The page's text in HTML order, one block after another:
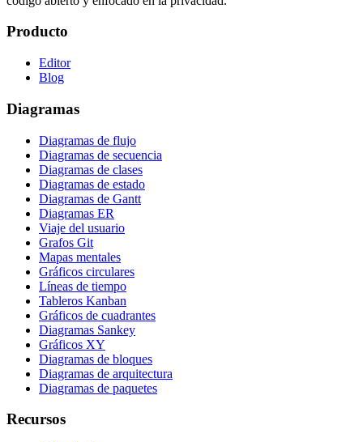
Producto
Editor
Blog
Diagramas
Diagramas de flujo
Diagramas de secuencia
Diagramas de clases
Diagramas de estado
Diagramas de Gantt
Diagramas ER
Viaje del usuario
Grafos Git
Mapas mentales
Gráficos circulares
Líneas de tiempo
Tableros Kanban
Gráficos de cuadrantes
Diagramas Sankey
Gráficos XY
Diagramas de bloques
Diagramas de arquitectura
Diagramas de paquetes
Recursos